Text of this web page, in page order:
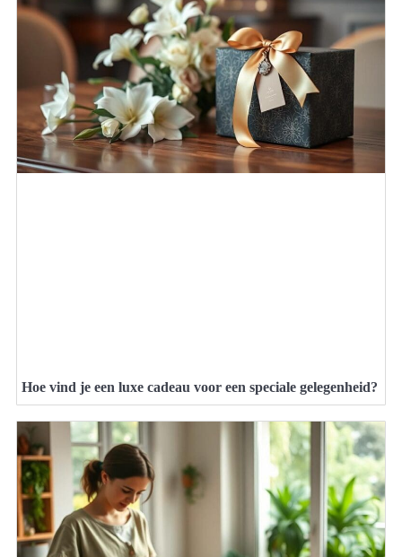
Hoe vind je een luxe cadeau voor een speciale gelegenheid?